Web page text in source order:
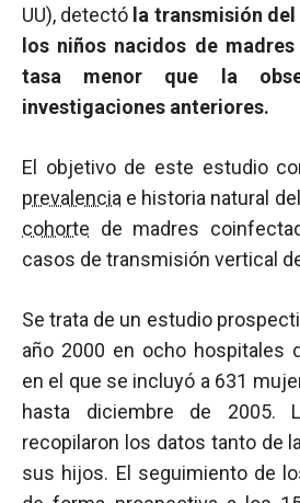
UU), detectó la transmisión del
los niños nacidos de
tasa menor que la
investigaciones anteriores.
El objetivo de este estudio
prevalencia e historia natural del
cohorte de madres
casos de transmisión vertical
Se trata de un estudio
año 2000 en ocho hospitales
en el que se incluyó a 631
hasta diciembre de 2005.
recopilaron los datos tanto de
sus hijos. El seguimiento de